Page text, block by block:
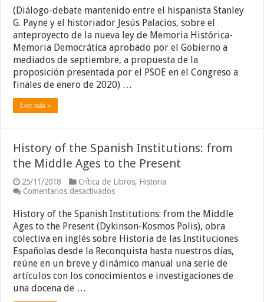
Memoria
Democrática
es
una
revolución
para
implantar
un
nuevo
régimen*
(Diálogo-debate mantenido entre el hispanista Stanley
G. Payne y el historiador Jesús Palacios, sobre el
anteproyecto de la nueva ley de Memoria Histórica-
Memoria Democrática aprobado por el Gobierno a
mediados de septiembre, a propuesta de la
proposición presentada por el PSOE en el Congreso a
finales de enero de 2020) …
Leer más »
History of the Spanish Institutions: from
the Middle Ages to the Present
25/11/2018 Crítica de Libros, Historia
Comentarios desactivadosen
the
Spanish
Institutions:
from
the
Middle
Ages
History of the Spanish Institutions: from the Middle
Ages to the Present (Dykinson-Kosmos Polis), obra
colectiva en inglés sobre Historia de las Instituciones
Españolas desde la Reconquista hasta nuestros días,
reúne en un breve y dinámico manual una serie de
artículos con los conocimientos e investigaciones de
una docena de …